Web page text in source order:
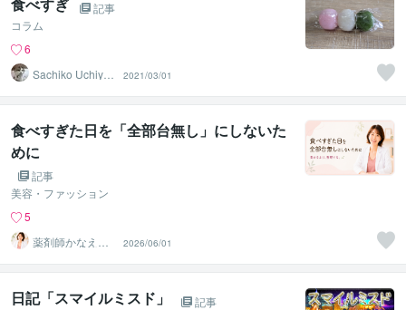
記事
コラム
6
Sachiko Uchiya
2021/03/01
食べすぎた日を「全部台無し」にしないた
めに
記事
美容・ファッション
5
薬剤師かなえ｜
痩せたい人の食
事と情報整理
2026/06/01
日記「スマイルミスド」
記事